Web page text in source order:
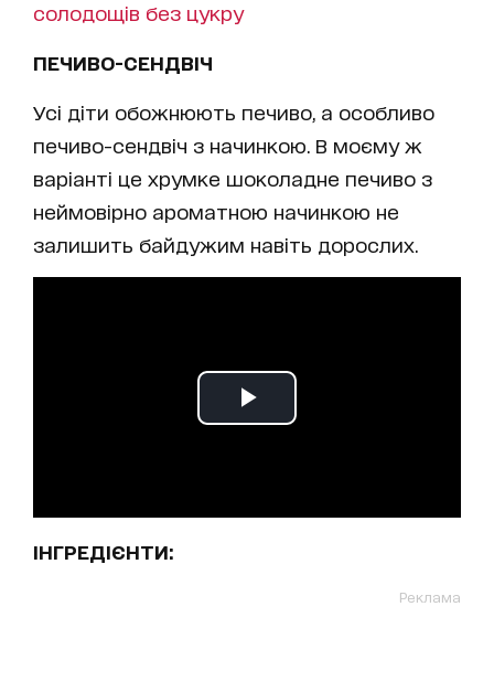
солодощів без цукру
ПЕЧИВО-СЕНДВІЧ
Усі діти обожнюють печиво, а особливо
печиво-сендвіч з начинкою. В моєму ж
варіанті це хрумке шоколадне печиво з
неймовірно ароматною начинкою не
залишить байдужим навіть дорослих.
ІНГРЕДІЄНТИ:
Реклама